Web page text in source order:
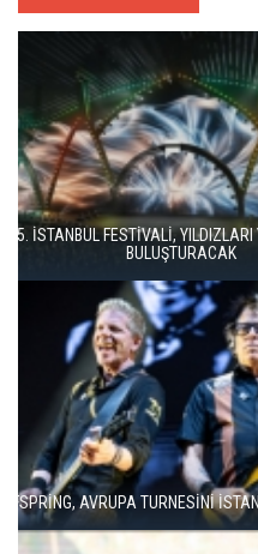
İSTANBUL MÜZİK
MODERN METALİN